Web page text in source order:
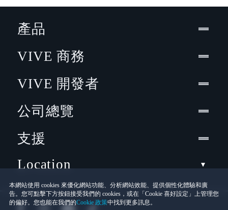
本網站使用 cookies 來優化網站功能、分析網站效能、提供個性化體驗和廣
告。您可點擊下方按鈕接受我們的 cookies，或在「Cookie 喜好設定」上管理您
的偏好。您也能在我們的Cookie 政策中找到更多訊息。
產品
VIVE 商務
VIVE 開發者
公司總覽
支援
Location